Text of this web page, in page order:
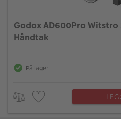
Godox AD600Pro
Håndtak
På lager